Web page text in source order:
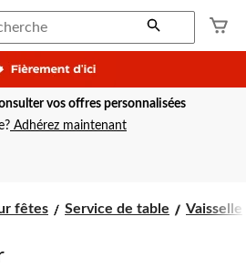
préféré
Lethbridge,
Party
City,
courament
Ouvert,
cliquer
vos offres personnalisées
Adhérez maintenant
fêtes Service de table Vaisselle